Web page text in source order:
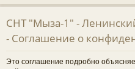
лк
и
ы ов
ат
ел
и
СНТ "Мыза-1" -
- Соглашение о
Это соглашение подробно